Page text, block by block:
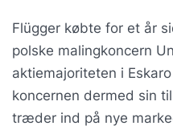
Flügger købte for et år
polske malingkoncern
aktiemajoriteten i
koncernen dermed sin
træder ind på nye